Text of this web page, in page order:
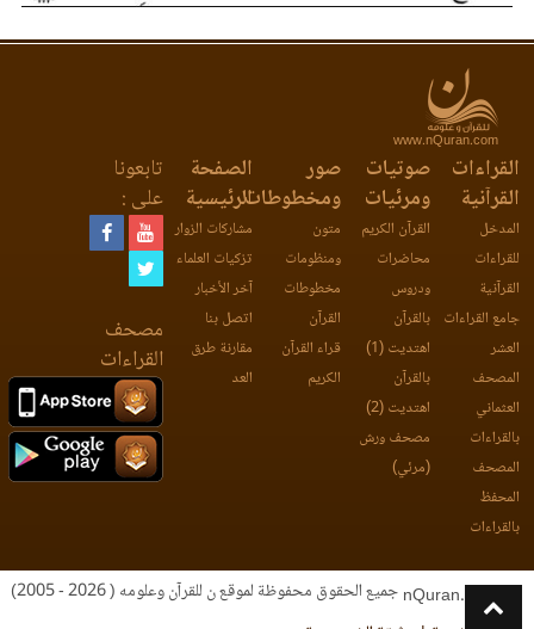
www.nQuran.com
القراءات
القرآنية
المدخل
للقراءات
القرآنية
جامع القراءات
العشر
المصحف
العثماني
بالقراءات
المصحف
المحفظ
بالقراءات
صوتيات
ومرئيات
القرآن الكريم
محاضرات
ودروس
بالقرآن
اهتديت (1)
بالقرآن
اهتديت (2)
مصحف ورش
(مرئي)
صور
ومخطوطات
متون
ومنظومات
مخطوطات
القرآن
قراء القرآن
الكريم
الصفحة
الرئيسية
مشاركات الزوار
تزكيات العلماء
آخر الأخبار
اتصل بنا
مقارنة طرق
العد
تابعونا
على :
مصحف
القراءات
جميع الحقوق محفوظة لموقع ن للقرآن وعلومه ( 2026 - 2005)
nQuran.com